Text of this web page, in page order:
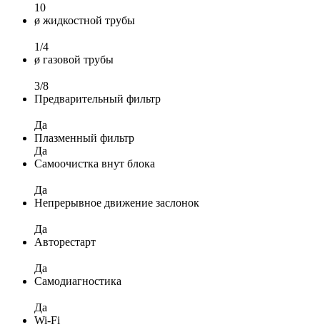
10
ø жидкостной трубы
1/4
ø газовой трубы
3/8
Предварительный фильтр
Да
Плазменный фильтр
Да
Самоочистка внут блока
Да
Непрерывное движение заслонок
Да
Авторестарт
Да
Самодиагностика
Да
Wi-Fi